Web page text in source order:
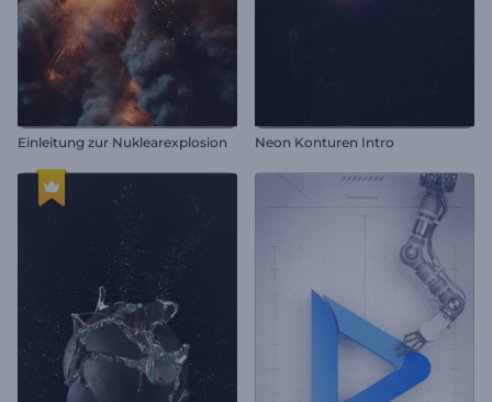
Einleitung zur Nuklearexplosion Neon Konturen Intro